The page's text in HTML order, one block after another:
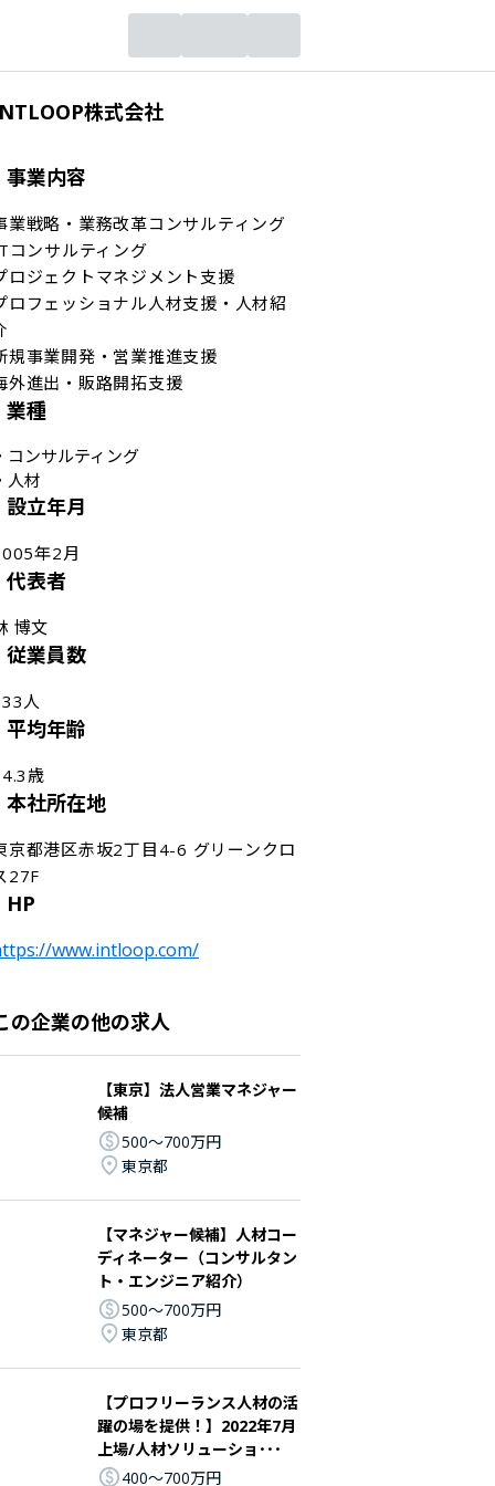
株式会社
事業内容
業戦略・業務改革コンサルティング
コンサルティング
ロジェクトマネジメント支援
ロフェッショナル人材支援・人材紹
規事業開発・営業推進支援
外進出・販路開拓支援
業種
コンサルティング
人材
設立年月
年2月
代表者
博文
従業員数
人
平均年齢
歳
本社所在地
京都港区赤坂2丁目4-6 グリーンクロ
27F
HP
www.intloop.com/
の企業の他の求人
【東京】法人営業マネジャー
候補
500〜700万円
東京都
【マネジャー候補】人材コー
ディネーター（コンサルタン
ト・エンジニア紹介）
500〜700万円
東京都
【プロフリーランス人材の活
躍の場を提供！】2022年7月
上場/人材ソリューショ･･･
400〜700万円